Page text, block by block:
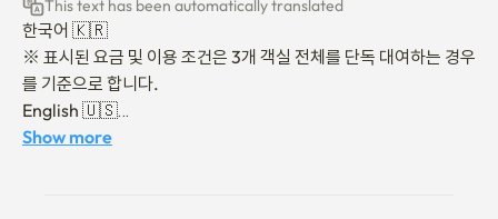
This text has been automatically translated
한국어 🇰🇷
※ 표시된 요금 및 이용 조건은 3개 객실 전체를 단독 대여하는 경우
를 기준으로 합니다.
English 🇺🇸
※ Rates and occupancy conditions are based on the
Show more